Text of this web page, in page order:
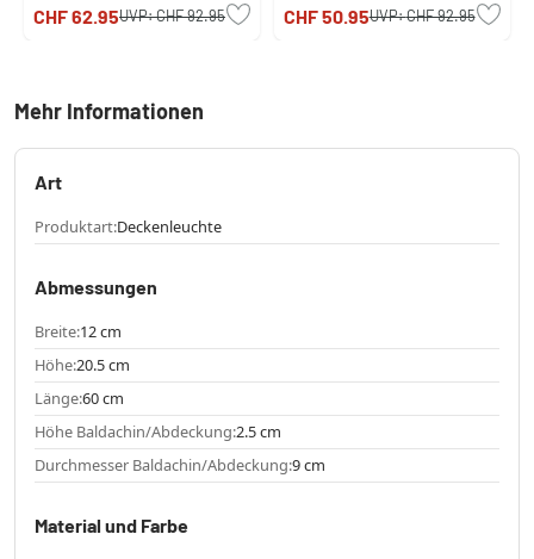
CHF 62.95UVP:CHF 92.95 CHF 50.95UVP:CHF 92.95
Mehr Informationen
Art
Produktart:Deckenleuchte
Abmessungen
Breite:12 cm
Höhe:20.5 cm
Länge:60 cm
Höhe Baldachin/Abdeckung:2.5 cm
Durchmesser Baldachin/Abdeckung:9 cm
Material und Farbe